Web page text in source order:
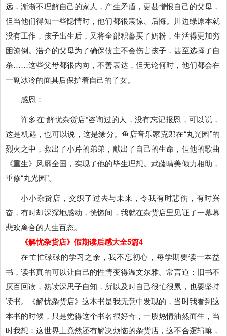
远，渐渐不理解自己的家人，产生矛盾，更甚憎恨自己的父母，
但当他们得知一些隐情时，他们都很震惊、后悔。川边绿原本就
没有工作，孩子出生后，又将全部积蓄买了奶粉，生活得更加穷
困潦倒。浩介的父母为了确保债主不会伤害孩子，甚至选择了自
杀……这些父母都很内向，不善表达，但无论何时，他们都会在
一副冰冷的面具后保护着自己的子女。
感恩：
许多在“解忧杂货店”咨询过的人，没有忘记报恩，可以说，
这是机遇，也可以说，这是缘分。鱼店音乐家克郎在“丸光园”的
烈火之中，救出了小芹的弟弟，献出了自己的生命，但他的歌曲
《重生》风靡全国，实现了他的毕生理想。武藤晴美倾力相助，
重修“丸光园”。
小小杂货店，交织了过去与未来，令我有时悲伤，有时兴
奋，有时却深深地感动，恍惚间，我就在杂货店里见证了一幕幕
悲欢离合的人生百态。
《解忧杂货店》假期读后感大全5篇4
在忙忙碌碌的学习之余，我不忘初心，每学期要读一本益
书，读书真的可以让自己的性情变得温文尔雅。常言道：旧书不
厌百回读，熟读深思子自知，所以及时自己很忙很累，也要坚持
读书。《解忧杂货店》这本书是我无意中发现的，当时我看到这
本书的时候，只是觉得这个书名很好奇，一股热情油然而生，当
时我想：这世界上竟然还有解决烦恼的杂货店，这不合逻辑嘛，